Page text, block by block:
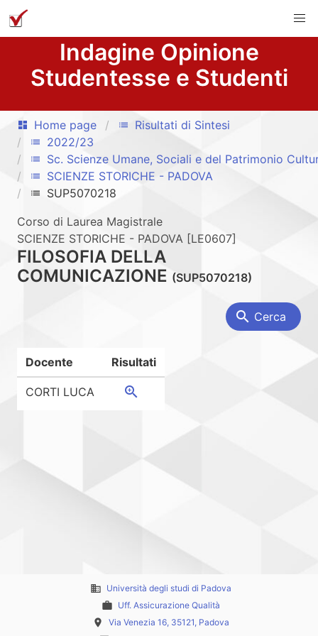
Indagine Opinione
Studentesse e Studenti
dashboard Home page list Risultati di Sintesi
list 2022/23
list Sc. Scienze Umane, Sociali e del Patrimonio
list SCIENZE STORICHE - PADOVA
list
SUP5070218
Corso di Laurea Magistrale
SCIENZE STORICHE - PADOVA [LE0607]
FILOSOFIA DELLA
COMUNICAZIONE (SUP5070218)
search Cerca
Docente Risultati
CORTI LUCA zoom_in
business Università degli studi di Padova
work Uff. Assicurazione Qualità
place Via Venezia 16, 35121, Padova